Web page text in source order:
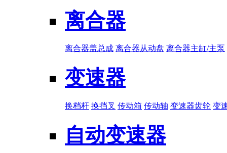
离合器
离合器盖总成 离合器从动盘 离合器主缸/主泵
变速器
换档杆 换挡叉 传动箱 传动轴 变速器齿轮 变
自动变速器